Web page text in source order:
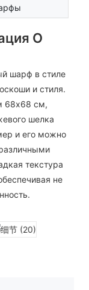
О
шарф в стиле
и стиля.
68х68 см,
шелка
и его можно
текстура
не